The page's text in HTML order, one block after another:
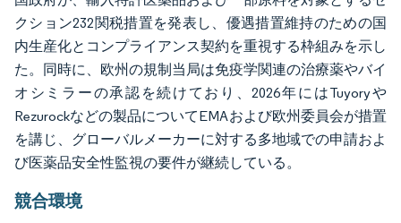
クション232関税措置を発表し、優遇措置維持のための国
内生産化とコンプライアンス契約を重視する枠組みを示し
た。同時に、欧州の規制当局は免疫学関連の治療薬やバイ
オシミラーの承認を続けており、2026年にはTuyoryや
Rezurockなどの製品についてEMAおよび欧州委員会が措置
を講じ、グローバルメーカーに対する多地域での申請およ
び医薬品安全性監視の要件が継続している。
競合環境